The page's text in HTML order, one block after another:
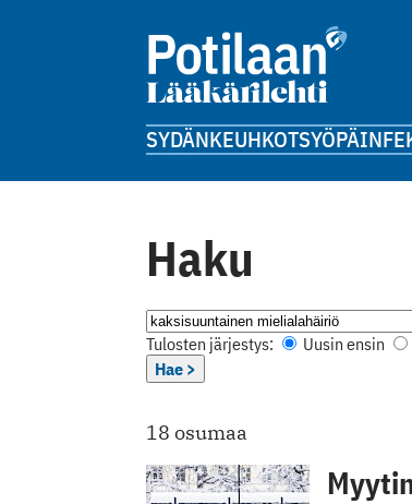
SYDÄNKEUHKOTSYÖPÄ
Haku
Tulosten järjestys: Uusin ensin
Hae >
18 osumaa